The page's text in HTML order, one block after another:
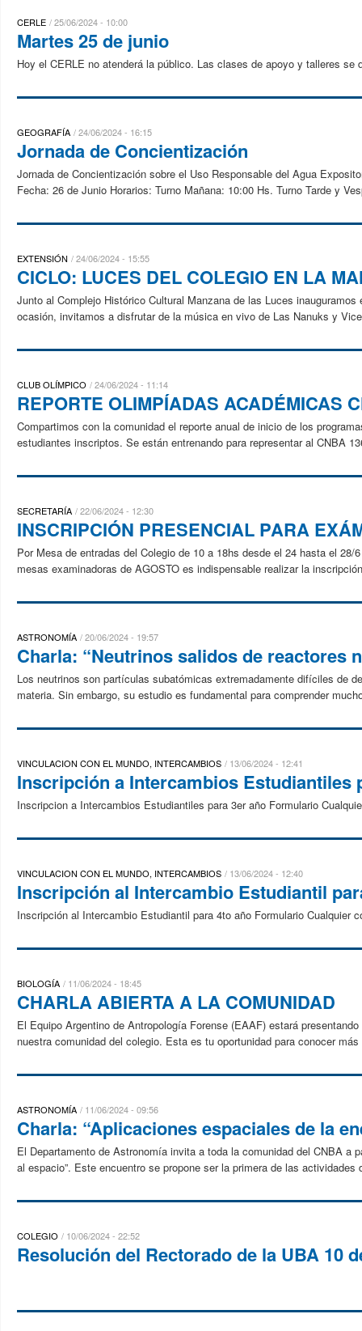
CERLE 25/06/2024 - 10:00
Martes 25 de junio
Hoy el CERLE no atenderá la público. Las clases de apoyo y talleres se
GEOGRAFÍA 24/06/2024 - 16:15
Jornada de Concientización
Jornada de Concientización sobre el Uso Responsable del Agua
Fecha: 26 de Junio Horarios: Turno Mañana: 10:00 Hs. Turno Tarde y
EXTENSIÓN 24/06/2024 - 15:55
CICLO: LUCES DEL COLEGIO EN LA
Junto al Complejo Histórico Cultural Manzana de las Luces
ocasión, invitamos a disfrutar de la música en vivo de Las Nanuks y
CLUB OLÍMPICO 24/06/2024 - 11:14
REPORTE OLIMPÍADAS ACADÉMICAS
Compartimos con la comunidad el reporte anual de inicio de los
estudiantes inscriptos. Se están entrenando para representar al CNBA
SECRETARÍA 22/06/2024 - 12:30
INSCRIPCIÓN PRESENCIAL PARA
Por Mesa de entradas del Colegio de 10 a 18hs desde el 24 hasta el
mesas examinadoras de AGOSTO es indispensable realizar la
ASTRONOMÍA 20/06/2024 - 19:57
Charla: “Neutrinos salidos de reactores
Los neutrinos son partículas subatómicas extremadamente difíciles de
materia. Sin embargo, su estudio es fundamental para comprender
VINCULACION CON EL MUNDO, INTERCAMBIOS 13/06/2024 - 12:41
Inscripción a Intercambios Estudiantiles
Inscripcion a Intercambios Estudiantiles para 3er año Formulario
VINCULACION CON EL MUNDO, INTERCAMBIOS 13/06/2024 - 12:40
Inscripción al Intercambio Estudiantil
Inscripción al Intercambio Estudiantil para 4to año Formulario Cualquier
BIOLOGÍA 11/06/2024 - 18:45
CHARLA ABIERTA A LA COMUNIDAD
El Equipo Argentino de Antropología Forense (EAAF) estará
nuestra comunidad del colegio. Esta es tu oportunidad para conocer
ASTRONOMÍA 11/06/2024 - 09:56
Charla: “Aplicaciones espaciales de la
El Departamento de Astronomía invita a toda la comunidad del CNBA a
al espacio”. Este encuentro se propone ser la primera de las actividades
COLEGIO 10/06/2024 - 22:52
Resolución del Rectorado de la UBA 10